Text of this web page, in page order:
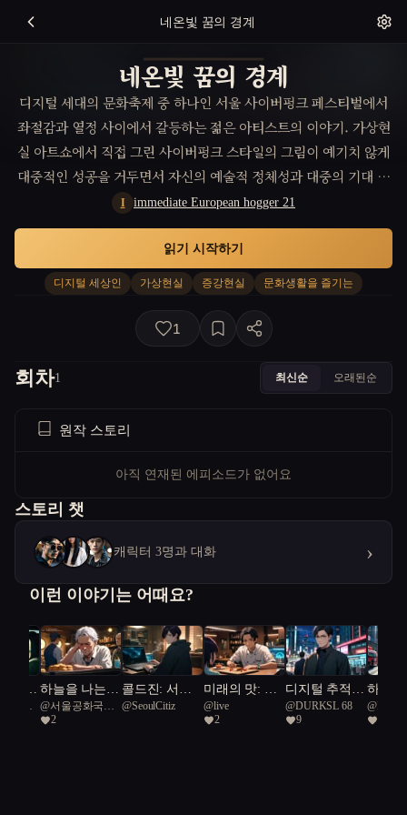
네온빛 꿈의 경계
네온빛 꿈의 경계
디지털 세대의 문화축제 중 하나인 서울 사이버펑크 페스티벌에서
좌절감과 열정 사이에서 갈등하는 젊은 아티스트의 이야기. 가상현
실 아트쇼에서 직접 그린 사이버펑크 스타일의 그림이 예기치 않게
대중적인 성공을 거두면서 자신의 예술적 정체성과 대중의 기대 사
이에서 고민한다.
I immediate European hogger 21
디지털 세상인 가상현실 증강현실 문화생활을 즐기는
읽기 시작하기
1
회차1 최신순 오래된순
원작 스토리
아직 연재된 에피소드가 없어요
스토리 챗
캐릭터 3명과 대화 ›
이런 이야기는 어때요?
려준
국일
하늘을 나는
붕어빵
@서울공화국일
급시민
2
콜드진: 서울
프로토콜
@SeoulCitiz
미래의 맛: 캡
슐 속에 잊혀
진 온기
@live
2
디지털 추적자
들: 서울의 미
로 속에서
@DURKSL 68
9
하늘의
응급
M
@